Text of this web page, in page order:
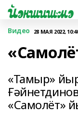
Видео 28 МАЯ 2022,
«Тамыр»
«Самолёт»